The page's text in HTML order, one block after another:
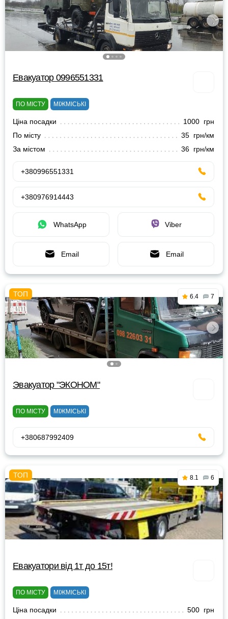
Евакуатор 0996551331
ПО МІСТУ МІЖМІСЬКІ
Ціна посадки
1000 грн
По місту
35 грн/км
За містом
36 грн/км
+380996551331
+380976914443
WhatsApp Viber
Email Email
6.4 7
Эвакуатор "ЭКОНОМ"
ПО МІСТУ МІЖМІСЬКІ
+380687992409
8.1 6
Евакуатори від 1т до 15т!
ПО МІСТУ МІЖМІСЬКІ
Ціна посадки 500 грн